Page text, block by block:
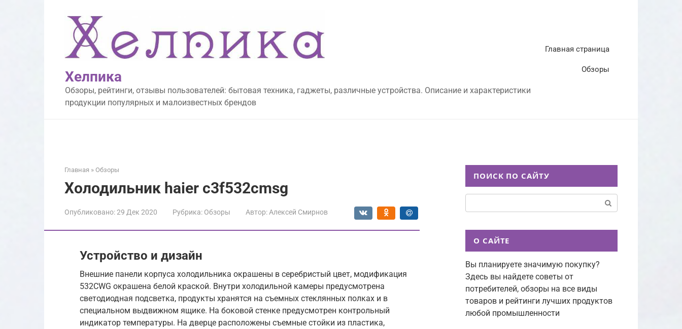
Хелпика
Обзоры, рейтинги, отзывы пользователей: бытовая техника, гаджеты, различные устройства. Описание и характеристики
продукции популярных и малоизвестных брендов
Главная страница
Обзоры
Главная » Обзоры
Холодильник haier c3f532cmsg
Опубликовано:29 Дек 2020 Рубрика: Обзоры Автор: Алексей Смирнов
Устройство и дизайн
Внешние панели корпуса холодильника окрашены в серебристый цвет, модификация
532CWG окрашена белой краской. Внутри холодильной камеры предусмотрена
светодиодная подсветка, продукты хранятся на съемных стеклянных полках и в
специальном выдвижном ящике. На боковой стенке предусмотрен контрольный
индикатор температуры. На дверце расположены съемные стойки из пластика,
ПОИСК ПО САЙТУ
О САЙТЕ
Вы планируете значимую покупку?
Здесь вы найдете советы от
потребителей, обзоры на все виды
товаров и рейтинги лучших продуктов
любой промышленности